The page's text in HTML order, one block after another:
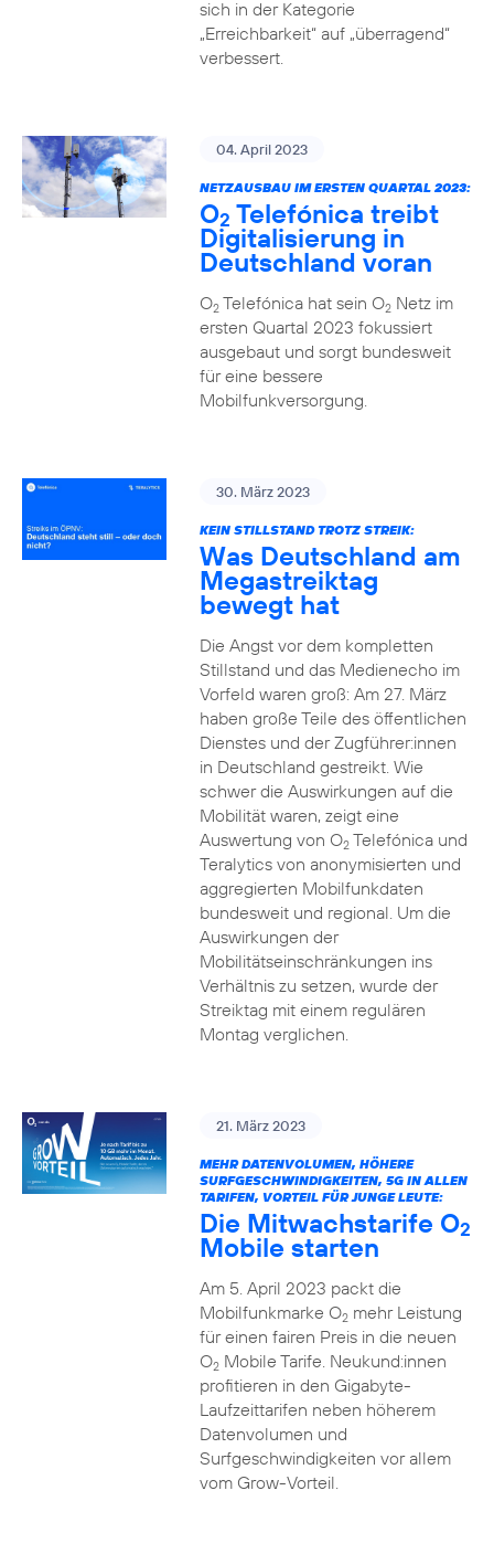
sich in der Kategorie
„Erreichbarkeit“ auf „überragend“
verbessert.
04. April 2023
NETZAUSBAU IM ERSTEN QUARTAL 2023:
O2 Telefónica treibt
Digitalisierung in
Deutschland voran
O2Telefónica hat sein O2Netz im
ersten Quartal 2023 fokussiert
ausgebaut und sorgt bundesweit
für eine bessere
Mobilfunkversorgung.
30. März 2023
KEIN STILLSTAND TROTZ STREIK:
Was Deutschland am
Megastreiktag
bewegt hat
Die Angst vor dem kompletten
Stillstand und das Medienecho im
Vorfeld waren groß: Am 27. März
haben große Teile des öffentlichen
Dienstes und der Zugführer:innen
in Deutschland gestreikt. Wie
schwer die Auswirkungen auf die
Mobilität waren, zeigt eine
Auswertung von O2Telefónica und
Teralytics von anonymisierten und
aggregierten Mobilfunkdaten
bundesweit und regional. Um die
Auswirkungen der
Mobilitätseinschränkungen ins
Verhältnis zu setzen, wurde der
Streiktag mit einem regulären
Montag verglichen.
21. März 2023
MEHR DATENVOLUMEN, HÖHERE
SURFGESCHWINDIGKEITEN, 5G IN ALLEN
TARIFEN, VORTEIL FÜR JUNGE LEUTE:
Die Mitwachstarife O2
Mobile starten
Am 5. April 2023 packt die
Mobilfunkmarke O2mehr Leistung
für einen fairen Preis in die neuen
O2Mobile Tarife. Neukund:innen
profitieren in den Gigabyte-
Laufzeittarifen neben höherem
Datenvolumen und
Surfgeschwindigkeiten vor allem
vom Grow-Vorteil.